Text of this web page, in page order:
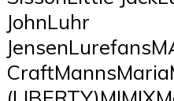
JohnLuhr